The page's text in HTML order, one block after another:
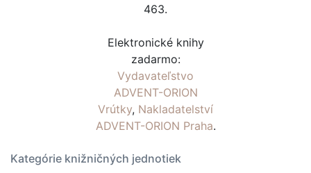
463.
Elektronické knihy
zadarmo:
Vydavateľstvo
ADVENT-ORION
Vrútky, Nakladatelství
ADVENT-ORION Praha.
Kategórie knižničných jednotiek